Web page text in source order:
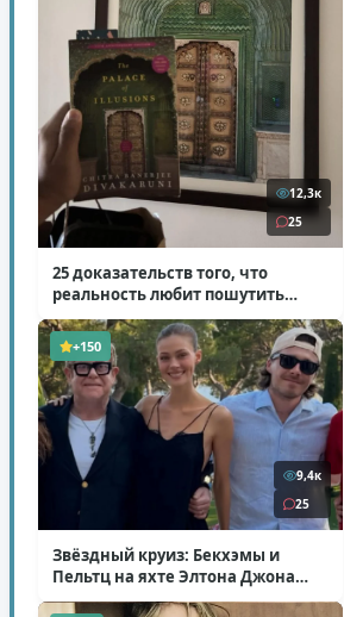
12,3к
25
25 доказательств того, что
реальность любит пошутить
( 25 фото )
+150
9,4к
25
Звёздный круиз: Бекхэмы и
Пельтц на яхте Элтона Джона
( 12 фото )